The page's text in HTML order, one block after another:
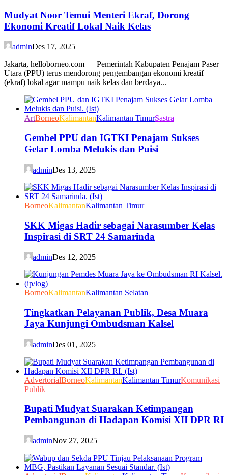
Mudyat Noor Temui Menteri Ekraf, Dorong
Ekonomi Kreatif Lokal Naik Kelas
adminDes 17, 2025
Jakarta, helloborneo.com — Pemerintah Kabupaten Penajam Paser
Utara (PPU) terus mendorong pengembangan ekonomi kreatif
(ekraf) lokal agar mampu naik kelas dan berdaya...
ArtBorneoKalimantanKalimantan TimurSastra
Gembel PPU dan IGTKI Penajam Sukses
Gelar Lomba Melukis dan Puisi
adminDes 13, 2025
BorneoKalimantanKalimantan Timur
SKK Migas Hadir sebagai Narasumber Kelas
Inspirasi di SRT 24 Samarinda
adminDes 12, 2025
BorneoKalimantanKalimantan Selatan
Tingkatkan Pelayanan Publik, Desa Muara
Jaya Kunjungi Ombudsman Kalsel
adminDes 01, 2025
AdvertorialBorneoKalimantanKalimantan TimurKomunikasi
Publik
Bupati Mudyat Suarakan Ketimpangan
Pembangunan di Hadapan Komisi XII DPR RI
adminNov 27, 2025